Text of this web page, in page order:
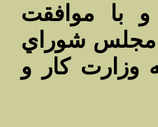
با موافقت
مجلس شوراي
وزارت كار و